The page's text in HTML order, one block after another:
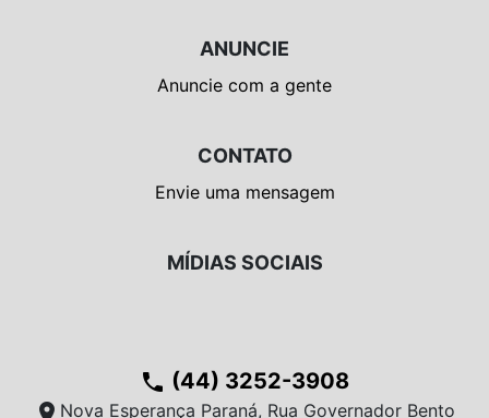
ANUNCIE
Anuncie com a gente
CONTATO
Envie uma mensagem
MÍDIAS SOCIAIS
phone (44) 3252-3908
location_on Nova Esperança Paraná, Rua Governador Bento